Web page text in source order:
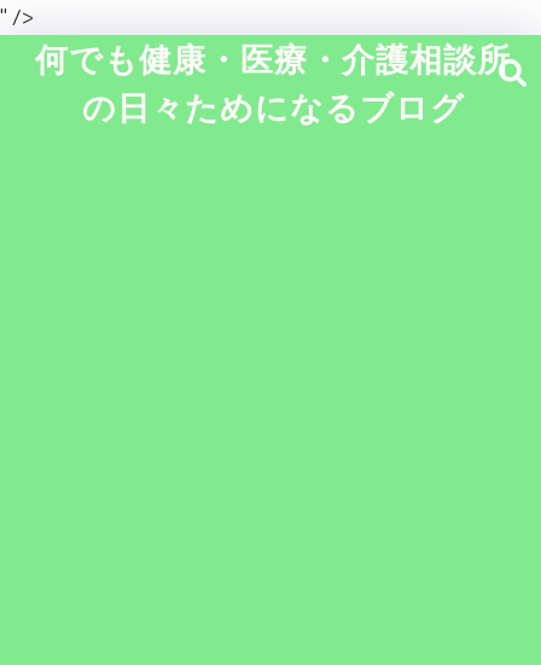
" />
何でも健康・医療・介護相談所
の日々ためになるブログ